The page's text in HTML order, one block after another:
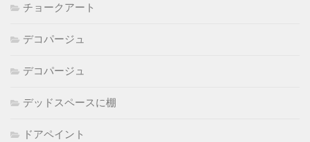
チョークアート
デコパージュ
デコパージュ
デッドスペースに棚
ドアペイント